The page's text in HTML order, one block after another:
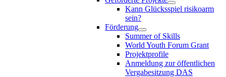
Kann Glücksspiel risikoarm
sein?
Förderung
Summer of Skills
World Youth Forum Grant
Projektprofile
Anmeldung zur öffentlichen
Vergabesitzung DAS